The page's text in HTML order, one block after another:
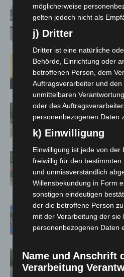
kehren nach
Spanien zurück
Hannover:
Population in
Brand im
Region
Kreuz
Mann läuft mit
A7 – Polizei
Hannover:
möglicherweise
gelten jedoch nicht als
j) Dritter
Dritter ist eine natürliche
Behörde, Einrichtung oder
betroffenen Person, dem
Auftragsverarbeiter und
unmittelbaren
oder des
personenbezogenen Daten
k) Einwilligung
Einwilligung ist jede von der
freiwillig für den
und unmissverständlich
Willensbekundung in Form
sonstigen eindeutigen
der die betroffene Person
mit der Verarbeitung der sie
personenbezogenen Daten
Name und Anschrift
Verarbeitung